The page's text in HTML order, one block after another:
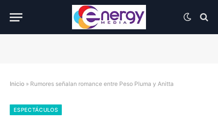
Inicio » Rumores señalan romance entre Peso Pluma y Anitta
ESPECTÁCULOS